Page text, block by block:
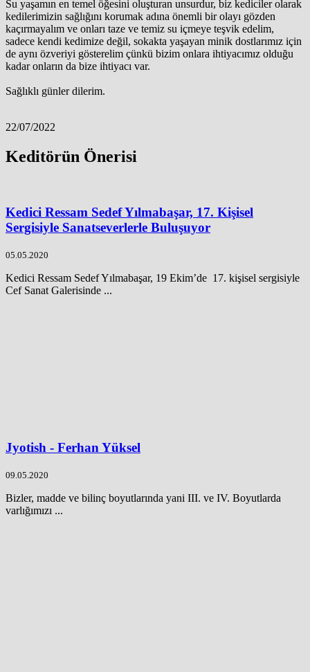
Su yaşamın en temel öğesini oluşturan unsurdur, biz kediciler olarak
kedilerimizin sağlığını korumak adına önemli bir olayı gözden
kaçırmayalım ve onları taze ve temiz su içmeye teşvik edelim,
sadece kendi kedimize değil, sokakta yaşayan minik dostlarımız için
de aynı özveriyi gösterelim çünkü bizim onlara ihtiyacımız olduğu
kadar onların da bize ihtiyacı var.
Sağlıklı günler dilerim.
22/07/2022
Keditörün Önerisi
Kedici Ressam Sedef Yılmabaşar, 17. Kişisel
Sergisiyle Sanatseverlerle Buluşuyor
05.05.2020
Kedici Ressam Sedef Yılmabaşar, 19 Ekim’de 17. kişisel sergisiyle
Cef Sanat Galerisinde ...
Jyotish - Ferhan Yüksel
09.05.2020
Bizler, madde ve bilinç boyutlarında yani III. ve IV. Boyutlarda
varlığımızı ...